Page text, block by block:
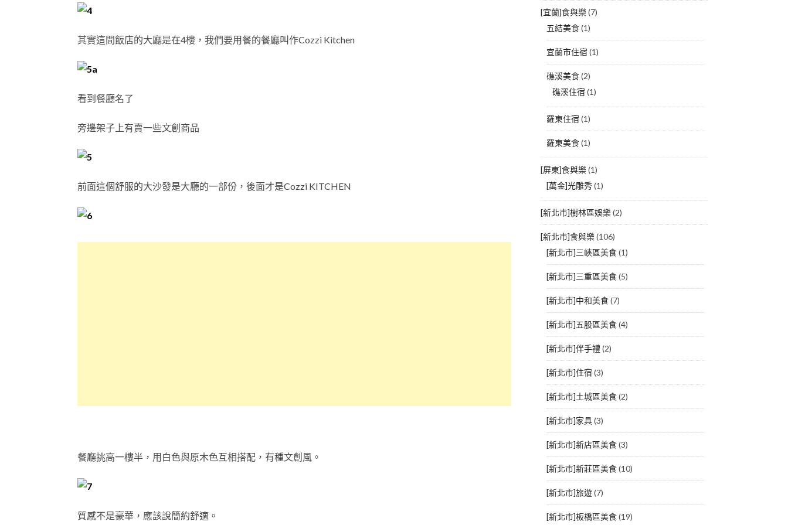
其實這間飯店的大廳是在4樓，我們要用餐的餐廳叫作Cozzi Kitchen
看到餐廳名了
旁邊架子上有賣一些文創商品
前面這個舒服的大沙發是大廳的一部份，後面才是Cozzi KITCHEN
餐廳挑高一樓半，用白色與原木色互相搭配，有種文創風。
質感不是豪華，應該說簡約舒適。
[宜蘭]食與樂(7)
五結美食(1)
宜蘭市住宿 (1)
礁溪美食(2)
礁溪住宿 (1)
羅東住宿 (1)
羅東美食(1)
[屏東]食與樂(1)
[萬金]光雕秀(1)
[新北市]樹林區娛樂(2)
[新北市]食與樂(106)
[新北市]三峽區美食(1)
[新北市]三重區美食(5)
[新北市]中和美食(7)
[新北市]五股區美食(4)
[新北市]伴手禮(2)
[新北市]住宿 (3)
[新北市]土城區美食(2)
[新北市]家具(3)
[新北市]新店區美食(3)
[新北市]新莊區美食(10)
[新北市]旅遊(7)
[新北市]板橋區美食(19)